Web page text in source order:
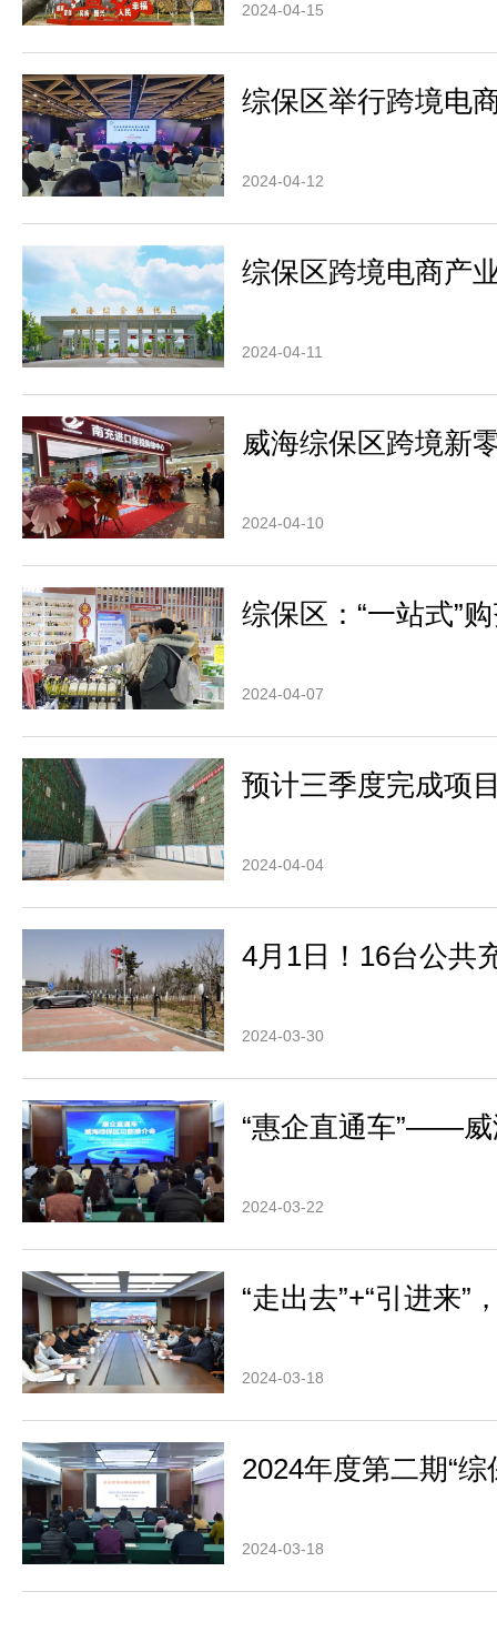
2024-04-15
综保区举行跨境电
2024-04-12
综保区跨境电商产
2024-04-11
威海综保区跨境新
2024-04-10
综保区：“一站式”
2024-04-07
预计三季度完成项
2024-04-04
4月1日！16台公共
2024-03-30
“惠企直通车”——
2024-03-22
“走出去”+“引进来”
2024-03-18
2024年度第二期“
2024-03-18